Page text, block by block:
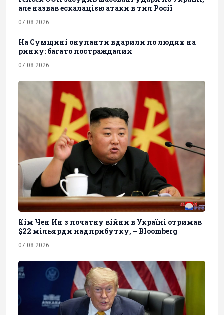
але назвав ескалацією атаки в тил Росії
07.08.2026
На Сумщині окупанти вдарили по людях на
ринку: багато постраждалих
07.08.2026
Кім Чен Ин з початку війни в Україні отримав
$22 мільярди надприбутку, – Bloomberg
07.08.2026